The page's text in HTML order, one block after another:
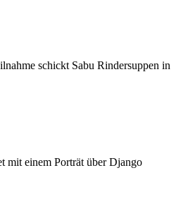
schickt Sabu Rindersuppen in
mit einem Porträt über Django